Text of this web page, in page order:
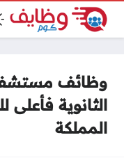
وظائف
الثانوية
المملكة